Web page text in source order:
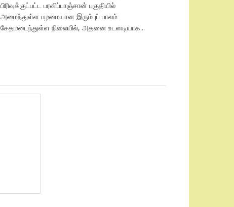
பிரிவுக்குட்பட்ட பரவிப்பாஞ்சான் பகுதியில்
அமைந்துள்ள பழமையான இரும்புப் பாலம்
சேதமடைந்துள்ள நிலையில், அதனை உடனடியாக...